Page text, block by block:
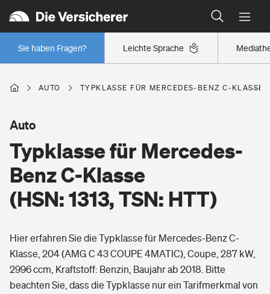
Leichte Sprache
Sie haben Fragen?
Wer versichert was: Jetzt Versicherer finden
Regionalklassen: So ist Ihre Region eingestuft
Wer versichert was: Jetzt Versicherer finden
Berufsunfähigkeitsversicherung
Arbeitsrechtsschutz
Berufshaftpflichtversicherung
Wohnen
Wohngebäudeversicherung
Hausratversicherung
Elementarversicherung
Pri­vate Haft­pflicht­
Rechts­schutz­ver­si­che­rung
Gesundheit
AUTO TYPKLASSE FÜR MERCEDES-BENZ C-
Typklasse für Mercedes-
Benz C-Klasse
(HSN: 1313, TSN: HTT)
Auto
Hier erfahren Sie die Typklasse für Mercedes-Benz C-
Klasse, 204 (AMG C 43 COUPE 4MATIC), Coupe, 287 kW,
2996 ccm, Kraftstoff: Benzin, Baujahr ab 2018. Bitte
beachten Sie, dass die Typklasse nur ein Tarifmerkmal von